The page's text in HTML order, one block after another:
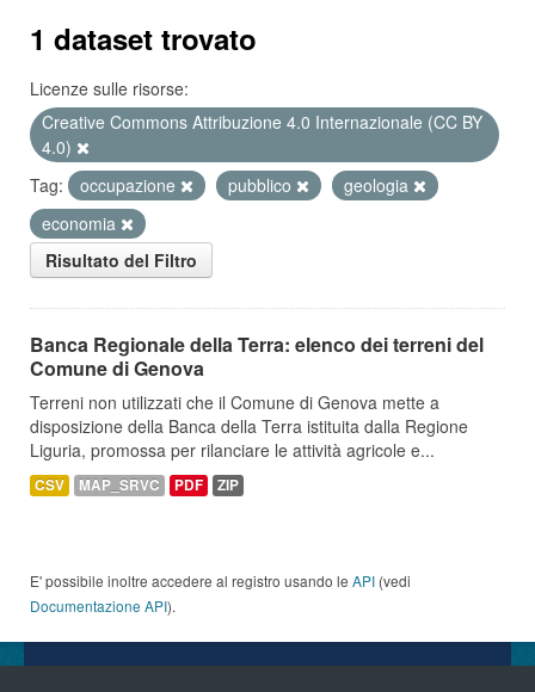
1 dataset trovato
Licenze sulle risorse:
Creative Commons Attribuzione 4.0 Internazionale (CC BY
4.0)
Tag:
occupazione pubblico
geologia
economia
Risultato del Filtro
Banca Regionale della Terra: elenco dei terreni del
Comune di Genova
Terreni non utilizzati che il Comune di Genova mette a
disposizione della Banca della Terra istituita dalla Regione
Liguria, promossa per rilanciare le attività agricole e...
CSV MAP_SRVC PDF ZIP
E' possibile inoltre accedere al registro usando le API (vedi
Documentazione API).